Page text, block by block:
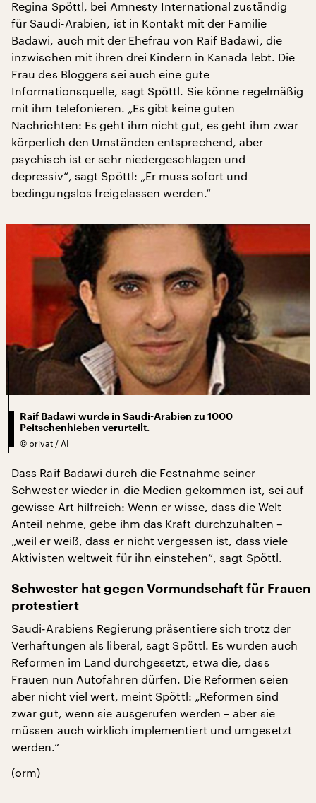
Regina Spöttl, bei Amnesty International zuständig
für Saudi-Arabien, ist in Kontakt mit der Familie
Badawi, auch mit der Ehefrau von Raif Badawi, die
inzwischen mit ihren drei Kindern in Kanada lebt. Die
Frau des Bloggers sei auch eine gute
Informationsquelle, sagt Spöttl. Sie könne regelmäßig
mit ihm telefonieren. „Es gibt keine guten
Nachrichten: Es geht ihm nicht gut, es geht ihm zwar
körperlich den Umständen entsprechend, aber
psychisch ist er sehr niedergeschlagen und
depressiv“, sagt Spöttl: „Er muss sofort und
bedingungslos freigelassen werden.“
Raif Badawi wurde in Saudi-Arabien zu 1000
Peitschenhieben verurteilt.
© privat / AI
Dass Raif Badawi durch die Festnahme seiner
Schwester wieder in die Medien gekommen ist, sei auf
gewisse Art hilfreich: Wenn er wisse, dass die Welt
Anteil nehme, gebe ihm das Kraft durchzuhalten –
„weil er weiß, dass er nicht vergessen ist, dass viele
Aktivisten weltweit für ihn einstehen“, sagt Spöttl.
Schwester hat gegen Vormundschaft für Frauen
protestiert
Saudi-Arabiens Regierung präsentiere sich trotz der
Verhaftungen als liberal, sagt Spöttl. Es wurden auch
Reformen im Land durchgesetzt, etwa die, dass
Frauen nun Autofahren dürfen. Die Reformen seien
aber nicht viel wert, meint Spöttl: „Reformen sind
zwar gut, wenn sie ausgerufen werden – aber sie
müssen auch wirklich implementiert und umgesetzt
werden.“
(orm)